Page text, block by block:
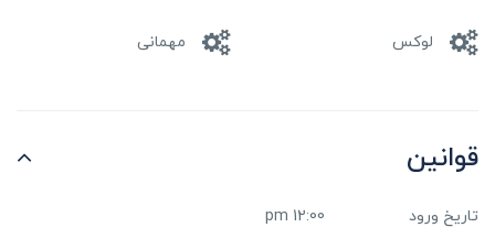
لوکس مهمانی
قوانین
تاریخ ورود 12:00 pm